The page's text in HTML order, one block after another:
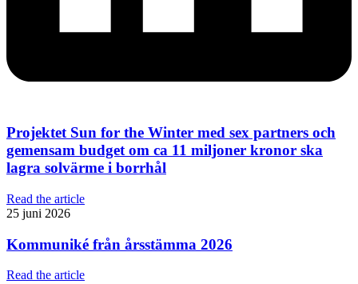
Projektet Sun for the Winter med sex partners och
gemensam budget om ca 11 miljoner kronor ska
lagra solvärme i borrhål
Read the article
25 juni 2026
Kommuniké från årsstämma 2026
Read the article